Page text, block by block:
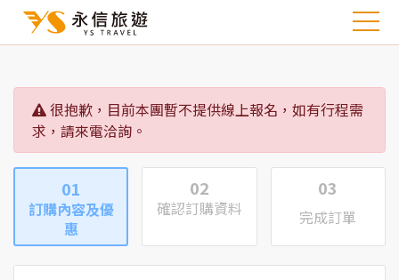
很抱歉，目前本團暫不提供線上報名，如有行程需
求，請來電洽詢。
01
訂購內容及優
惠
02
確認訂購資料
03
完成訂單